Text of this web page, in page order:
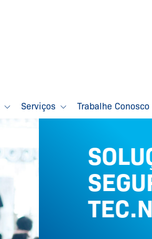
Serviços Trabalhe Conosco